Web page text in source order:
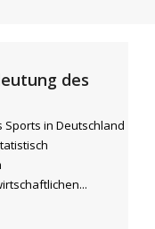
des
in Deutschland